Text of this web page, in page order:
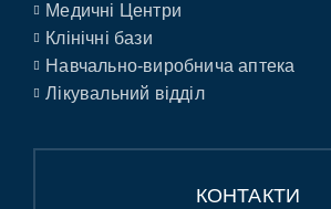
Медичні Центри
Клінічні бази
Навчально-виробнича аптека
Лікувальний відділ
КОНТАКТИ